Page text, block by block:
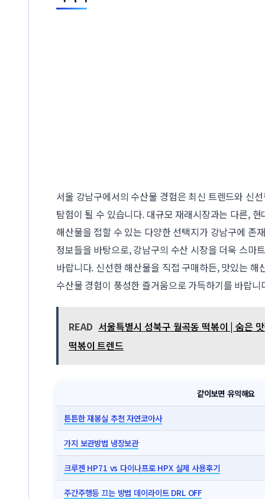
서울 강남구에서의 수산물 경험은 최신 트렌드와 신
탐험이 될 수 있습니다. 대규모 재래시장과는 다른,
해산물을 접할 수 있는 다양한 선택지가 강남구에 존
정보들을 바탕으로, 강남구의 수산 시장을 더욱 스마
바랍니다. 신선한 해산물을 직접 구매하든, 맛있는 해
수산물 경험이 풍성한 즐거움으로 가득하기를 바랍니
READ 서울특별시 성북구 월곡동 떡볶이 | 숨은
떡볶이 트렌드
같이보면 유익해요
튼튼한 재봉실 추천 자연코아사
가지 보관방법 냉장보관
크루젠 HP71 vs 다이나프로 HPX 실제 사용후기
주간주행등 끄는 방법 데이라이트 DRL OFF